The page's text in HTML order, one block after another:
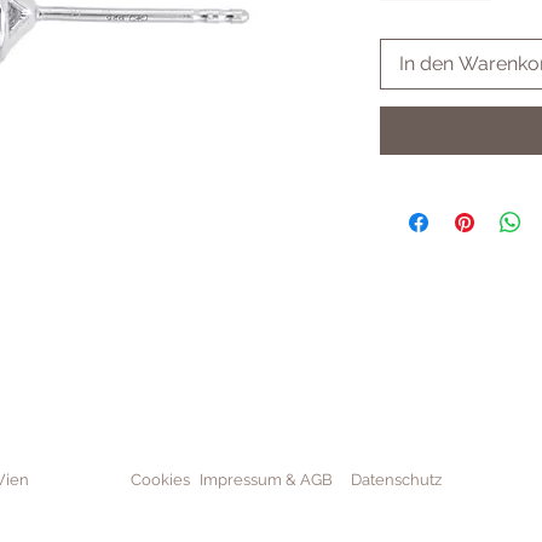
In den
Cookies Impressum & AGB Datenschutz